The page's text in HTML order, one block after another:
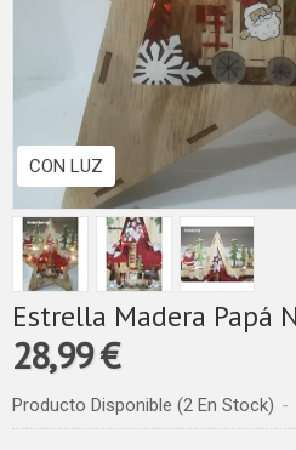
CON LUZ
28,99 €
Producto Disponible (2 En Stock) -